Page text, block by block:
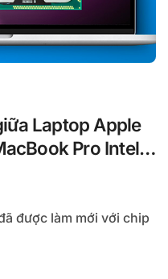
Laptop Apple
Pro Intel